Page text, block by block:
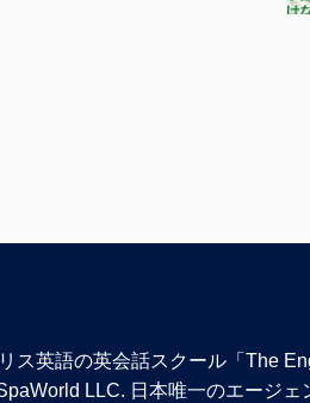
ス英語の英会話スクール「The
LLC. 日本唯一のエージェ